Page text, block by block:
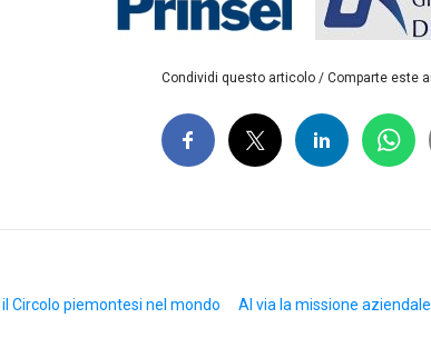
Condividi questo articolo / Comparte este
Circolo piemontesi nel mondo Al via la missione